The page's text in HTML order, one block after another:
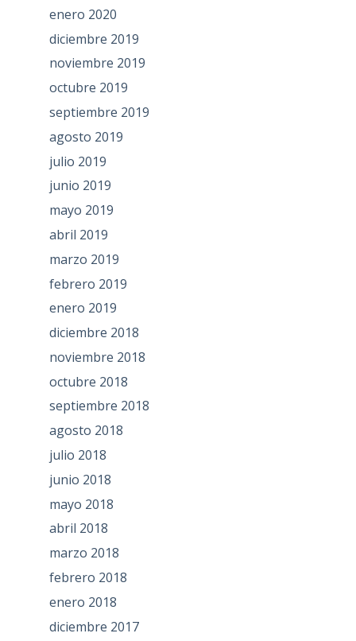
enero 2020
diciembre 2019
noviembre 2019
octubre 2019
septiembre 2019
agosto 2019
julio 2019
junio 2019
mayo 2019
abril 2019
marzo 2019
febrero 2019
enero 2019
diciembre 2018
noviembre 2018
octubre 2018
septiembre 2018
agosto 2018
julio 2018
junio 2018
mayo 2018
abril 2018
marzo 2018
febrero 2018
enero 2018
diciembre 2017